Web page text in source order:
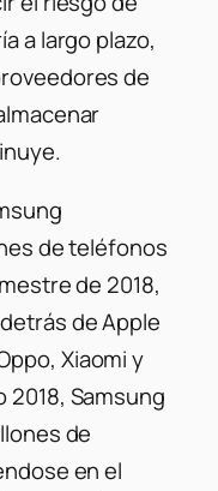
a largo plazo,
de
de teléfonos
de 2018,
de Apple
Xiaomi y
Samsung
de
en el